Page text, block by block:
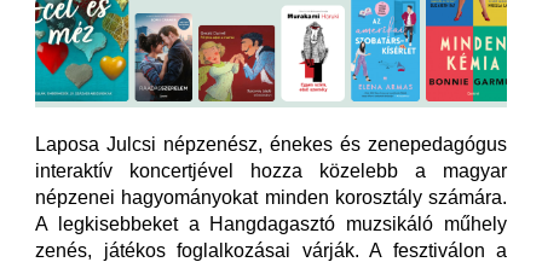
Laposa Julcsi népzenész, énekes és zenepedagógus
interaktív koncertjével hozza közelebb a magyar
népzenei hagyományokat minden korosztály számára.
A legkisebbeket a Hangdagasztó muzsikáló műhely
zenés, játékos foglalkozásai várják. A fesztiválon a